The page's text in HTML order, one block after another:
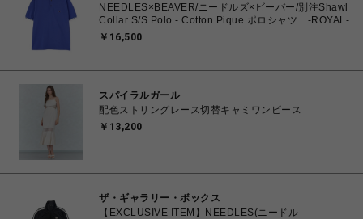
NEEDLES×BEAVER/ニードルズ×ビーバー/別注Shawl
Collar S/S Polo - Cotton Pique ポロシャツ -ROYAL-
￥16,500
スパイラルガール
配色ストリングレース切替キャミワンピース
￥13,200
ザ・ギャラリー・ボックス
【EXCLUSIVE ITEM】NEEDLES(ニードル